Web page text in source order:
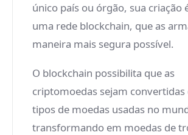
único país ou órgão, sua criação
uma rede blockchain, que as
maneira mais segura possível.
O blockchain possibilita que as
criptomoedas sejam
tipos de moedas usadas no
transformando em moedas de